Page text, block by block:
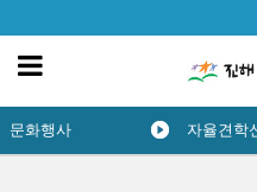
문화행사 자율견학